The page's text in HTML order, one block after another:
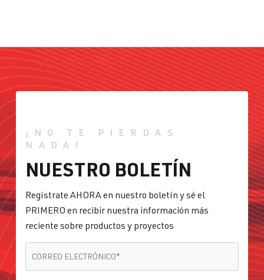
¡NO TE PIERDAS
NADA!
NUESTRO BOLETÍN
Regístrate AHORA en nuestro boletín y sé el
PRIMERO en recibir nuestra información más
reciente sobre productos y proyectos
CORREO ELECTRÓNICO*